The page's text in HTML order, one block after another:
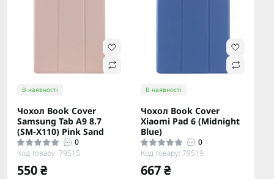
В наявності
Чохол Book Cover
Samsung Tab A9 8.7
(SM-X110) Pink Sand
0
Код товару: 79515
550 ₴
В наявності
Чохол Book Cover
Xiaomi Pad 6 (Midnight
Blue)
0
Код товару: 79519
667 ₴